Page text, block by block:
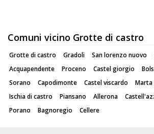
Comuni vicino Grotte di castro
Grotte di castro Gradoli San lorenzo nuovo
Acquapendente
Proceno Castel giorgio
Sorano
Capodimonte Castel viscardo Marta
Ischia di castro
Piansano Allerona
Porano
Bagnoregio Cellere